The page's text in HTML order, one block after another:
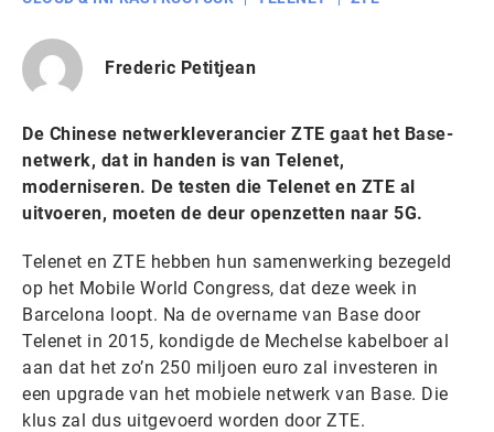
Frederic Petitjean
De Chinese netwerkleverancier ZTE gaat het Base-
netwerk, dat in handen is van Telenet,
moderniseren. De testen die Telenet en ZTE al
uitvoeren, moeten de deur openzetten naar 5G.
Telenet en ZTE hebben hun samenwerking bezegeld
op het Mobile World Congress, dat deze week in
Barcelona loopt. Na de overname van Base door
Telenet in 2015, kondigde de Mechelse kabelboer al
aan dat het zo’n 250 miljoen euro zal investeren in
een upgrade van het mobiele netwerk van Base. Die
klus zal dus uitgevoerd worden door ZTE.